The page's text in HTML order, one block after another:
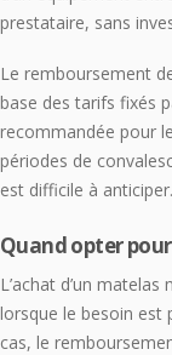
prestataire, sans
Le remboursement
base des tarifs fixés
recommandée pour
périodes de
est difficile à anticiper.
Quand opter pour
L’achat d’un
lorsque le besoin est
cas, le